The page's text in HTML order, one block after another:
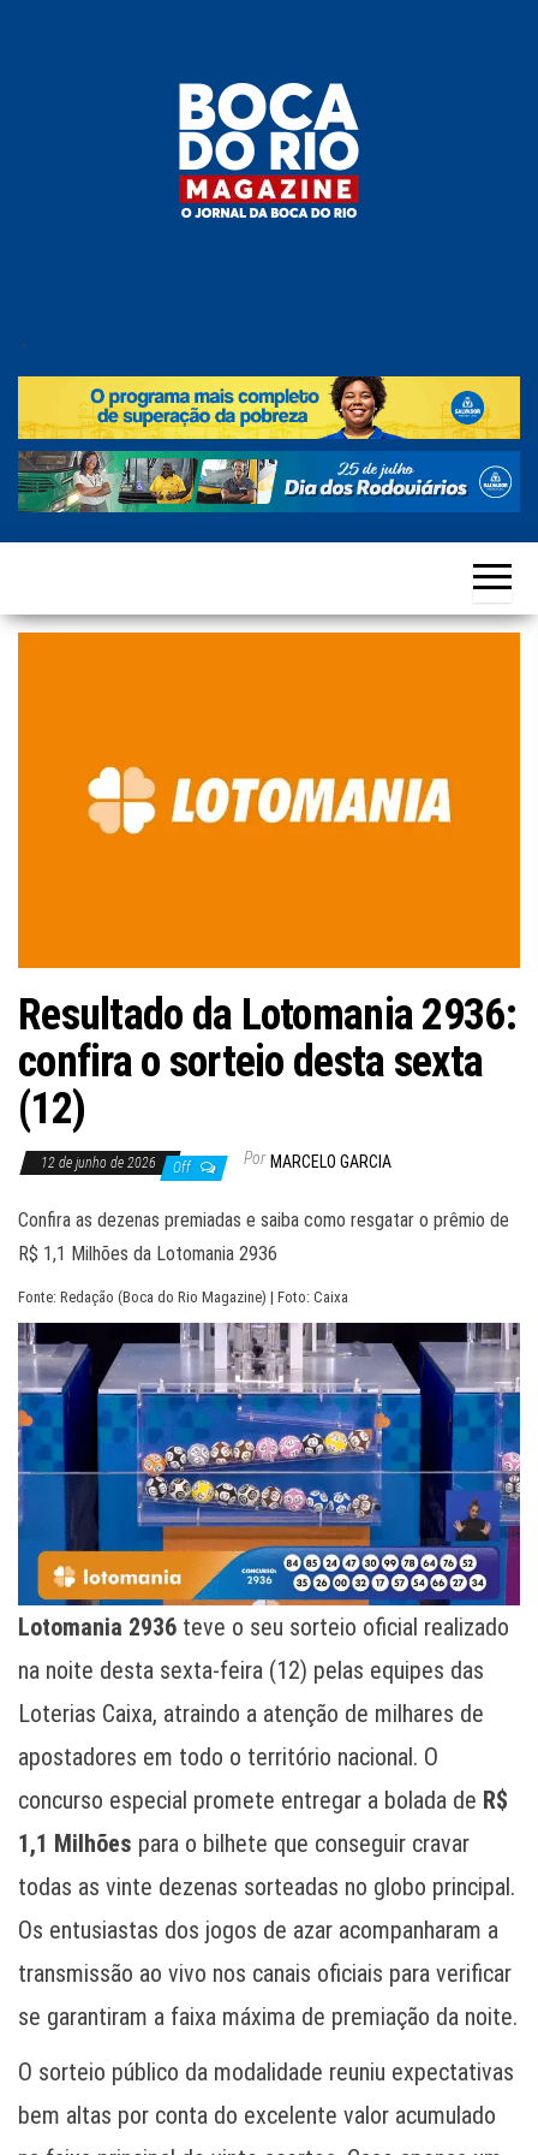
Magazine
do Rio
e
região!
.
Resultado da Lotomania 2936:
confira o sorteio desta sexta
(12)
12 de junho de 2026 Off Por MARCELO GARCIA
Confira as dezenas premiadas e saiba como resgatar o prêmio de
R$ 1,1 Milhões da Lotomania 2936
Fonte: Redação (Boca do Rio Magazine) | Foto: Caixa
Lotomania 2936 teve o seu sorteio oficial realizado
na noite desta sexta-feira (12) pelas equipes das
Loterias Caixa, atraindo a atenção de milhares de
apostadores em todo o território nacional. O
concurso especial promete entregar a bolada de R$
1,1 Milhões para o bilhete que conseguir cravar
todas as vinte dezenas sorteadas no globo principal.
Os entusiastas dos jogos de azar acompanharam a
transmissão ao vivo nos canais oficiais para verificar
se garantiram a faixa máxima de premiação da noite.
O sorteio público da modalidade reuniu expectativas
bem altas por conta do excelente valor acumulado